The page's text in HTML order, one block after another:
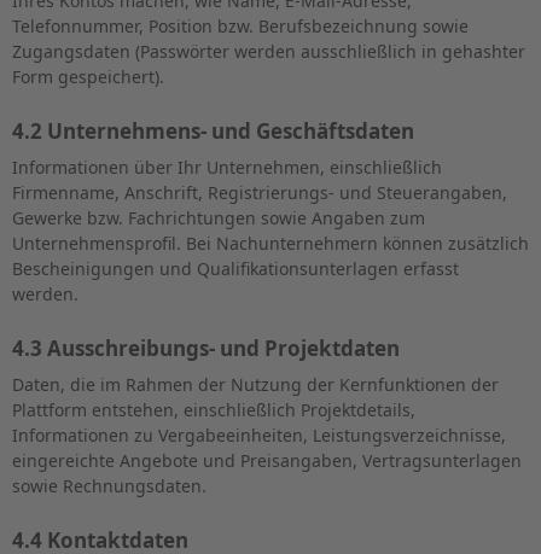
Telefonnummer, Position bzw. Berufsbezeichnung sowie
Zugangsdaten (Passwörter werden ausschließlich in gehashter
Form gespeichert).
4.2 Unternehmens- und Geschäftsdaten
Informationen über Ihr Unternehmen, einschließlich
Firmenname, Anschrift, Registrierungs- und Steuerangaben,
Gewerke bzw. Fachrichtungen sowie Angaben zum
Unternehmensprofil. Bei Nachunternehmern können zusätzlich
Bescheinigungen und Qualifikationsunterlagen erfasst
werden.
4.3 Ausschreibungs- und Projektdaten
Daten, die im Rahmen der Nutzung der Kernfunktionen der
Plattform entstehen, einschließlich Projektdetails,
Informationen zu Vergabeeinheiten, Leistungsverzeichnisse,
eingereichte Angebote und Preisangaben, Vertragsunterlagen
sowie Rechnungsdaten.
4.4 Kontaktdaten